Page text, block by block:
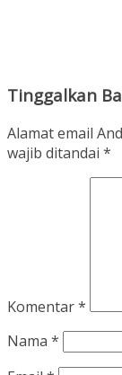
Tinggalkan
Alamat email
wajib ditandai *
Komentar*
Nama *